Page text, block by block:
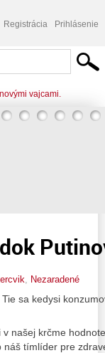
Registrácia Prihlásenie
vajcami.
Nezaradené
sa kedysi
našej krčme
tímlíder pre